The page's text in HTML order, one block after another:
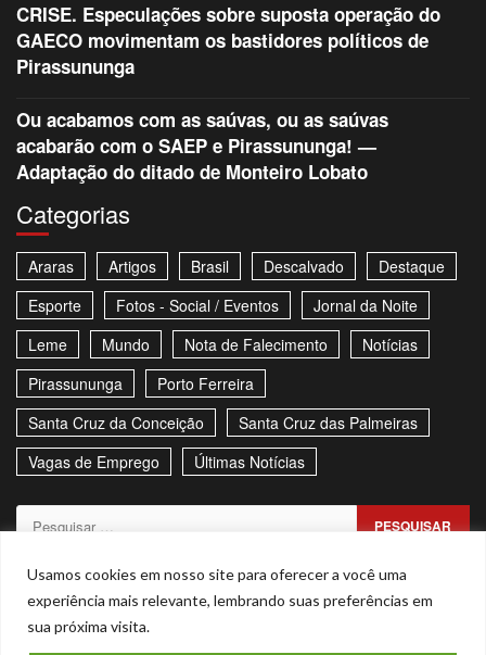
Usamos cookies em nosso site para oferecer a você uma
experiência mais relevante, lembrando suas preferências em
sua próxima visita.
CRISE. Especulações sobre suposta operação do
GAECO movimentam os bastidores políticos de
Pirassununga
Ou acabamos com as saúvas, ou as saúvas
acabarão com o SAEP e Pirassununga! —
Adaptação do ditado de Monteiro Lobato
Categorias
Araras Artigos Brasil Descalvado
Destaque
Esporte
Fotos - Social / Eventos
Jornal da Noite
Leme
Mundo Nota de Falecimento
Notícias
Pirassununga
Porto Ferreira
Santa Cruz da Conceição
Santa Cruz das Palmeiras
Vagas de Emprego
Últimas Notícias
Pesquisar
Sitemap Política de Privacidade Contato
Stories